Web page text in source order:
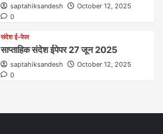
saptahiksandesh
October 12, 2025
0
संदेश ई-पेपर
साप्ताहिक संदेश ईपेपर 27 जून 2025
saptahiksandesh
October 12, 2025
0